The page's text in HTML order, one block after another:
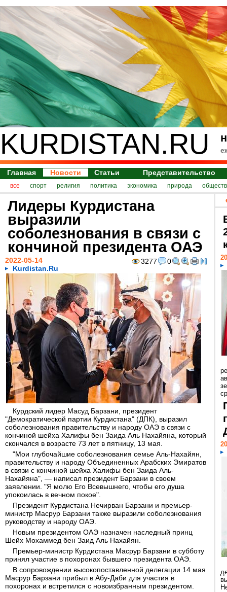
KURDISTAN.RU
Главная Новости Статьи Представительство
все спорт религия политика экономика природа
Лидеры Курдистана
выразили
соболезнования в связи с
кончиной президента ОАЭ
3277 0
2022-05-14
Kurdistan.Ru
Курдский лидер Масуд Барзани, президент
"Демократической партии Курдистана" (ДПК), выразил
соболезнования правительству и народу ОАЭ в связи с
кончиной шейха Халифы бен Заида Аль Нахайяна, который
скончался в возрасте 73 лет в пятницу, 13 мая.
"Мои глубочайшие соболезнования семье Аль-Нахайян,
правительству и народу Объединенных Арабских Эмиратов
в связи с кончиной шейха Халифы бен Заида Аль-
Нахайяна", — написал президент Барзани в своем
заявлении. "Я молю Его Всевышнего, чтобы его душа
упокоилась в вечном покое".
Президент Курдистана Нечирван Барзани и премьер-
министр Масрур Барзани также выразили соболезнования
руководству и народу ОАЭ.
Новым президентом ОАЭ назначен наследный принц
Шейх Мохаммед бен Заид Аль Нахайян.
Премьер-министр Курдистана Масрур Барзани в субботу
принял участие в похоронах бывшего президента ОАЭ.
В сопровождении высокопоставленной делегации 14 мая
Масрур Барзани прибыл в Абу-Даби для участия в
похоронах и встретился с новоизбранным президентом.